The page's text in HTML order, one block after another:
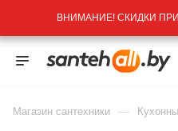
ВНИМАНИЕ! СКИДКИ
Магазин сантехники —